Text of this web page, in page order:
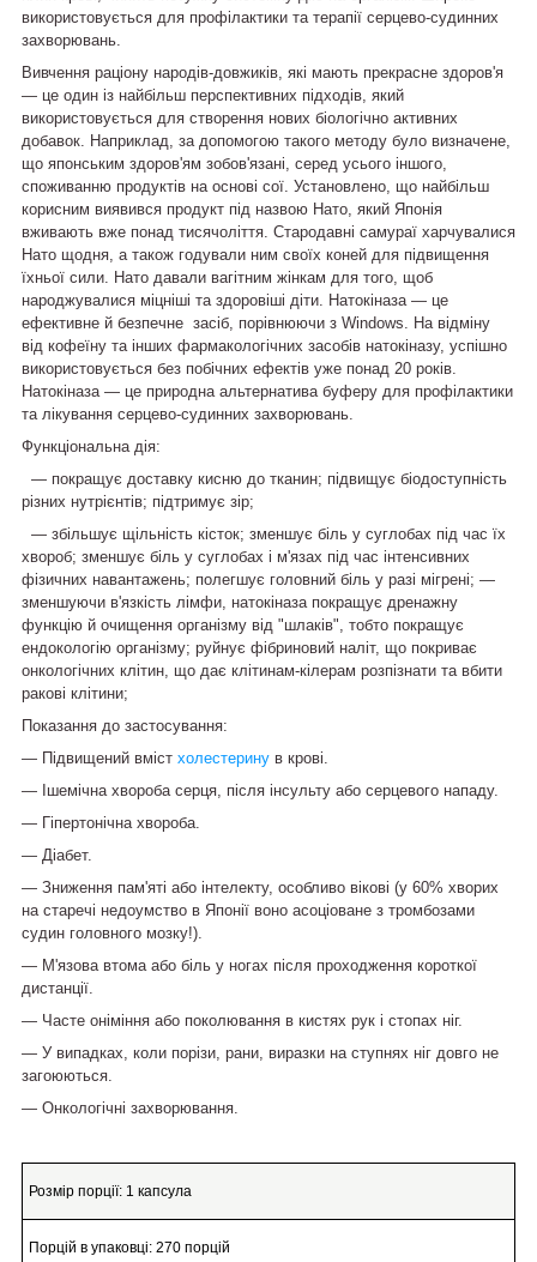
використовується для профілактики та терапії серцево-судинних
захворювань.
Вивчення раціону народів-довжиків, які мають прекрасне здоров'я
— це один із найбільш перспективних підходів, який
використовується для створення нових біологічно активних
добавок. Наприклад, за допомогою такого методу було визначене,
що японським здоров'ям зобов'язані, серед усього іншого,
споживанню продуктів на основі сої. Установлено, що найбільш
корисним виявився продукт під назвою Нато, який Японія
вживають вже понад тисячоліття. Стародавні самураї харчувалися
Нато щодня, а також годували ним своїх коней для підвищення
їхньої сили. Нато давали вагітним жінкам для того, щоб
народжувалися міцніші та здоровіші діти. Натокіназа — це
ефективне й безпечне засіб, порівнюючи з Windows. На відміну
від кофеїну та інших фармакологічних засобів натокіназу, успішно
використовується без побічних ефектів уже понад 20 років.
Натокіназа — це природна альтернатива буферу для профілактики
та лікування серцево-судинних захворювань.
Функціональна дія:
― покращує доставку кисню до тканин; підвищує біодоступність
різних нутрієнтів; підтримує зір;
― збільшує щільність кісток; зменшує біль у суглобах під час їх
хвороб; зменшує біль у суглобах і м'язах під час інтенсивних
фізичних навантажень; полегшує головний біль у разі мігрені; ―
зменшуючи в'язкість лімфи, натокіназа покращує дренажну
функцію й очищення організму від "шлаків", тобто покращує
ендокологію організму; руйнує фібриновий наліт, що покриває
онкологічних клітин, що дає клітинам-кілерам розпізнати та вбити
ракові клітини;
Показання до застосування:
― Підвищений вміст холестерину в крові.
— Ішемічна хвороба серця, після інсульту або серцевого нападу.
— Гіпертонічна хвороба.
― Діабет.
― Зниження пам'яті або інтелекту, особливо вікові (у 60% хворих
на старечі недоумство в Японії воно асоціоване з тромбозами
судин головного мозку!).
― М'язова втома або біль у ногах після проходження короткої
дистанції.
— Часте оніміння або поколювання в кистях рук і стопах ніг.
― У випадках, коли порізи, рани, виразки на ступнях ніг довго не
загоюються.
— Онкологічні захворювання.
Розмір порції: 1 капсула
Порцій в упаковці: 270 порцій